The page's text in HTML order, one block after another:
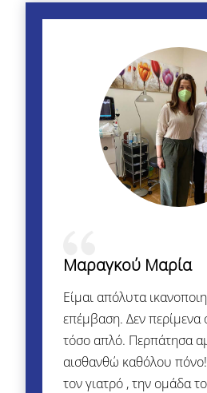
Μαραγκού Μαρία
Είμαι απόλυτα
επέμβαση. Δεν περίμενα
τόσο απλό. Περπάτησα
αισθανθώ καθόλου
τον γιατρό , την ομάδα